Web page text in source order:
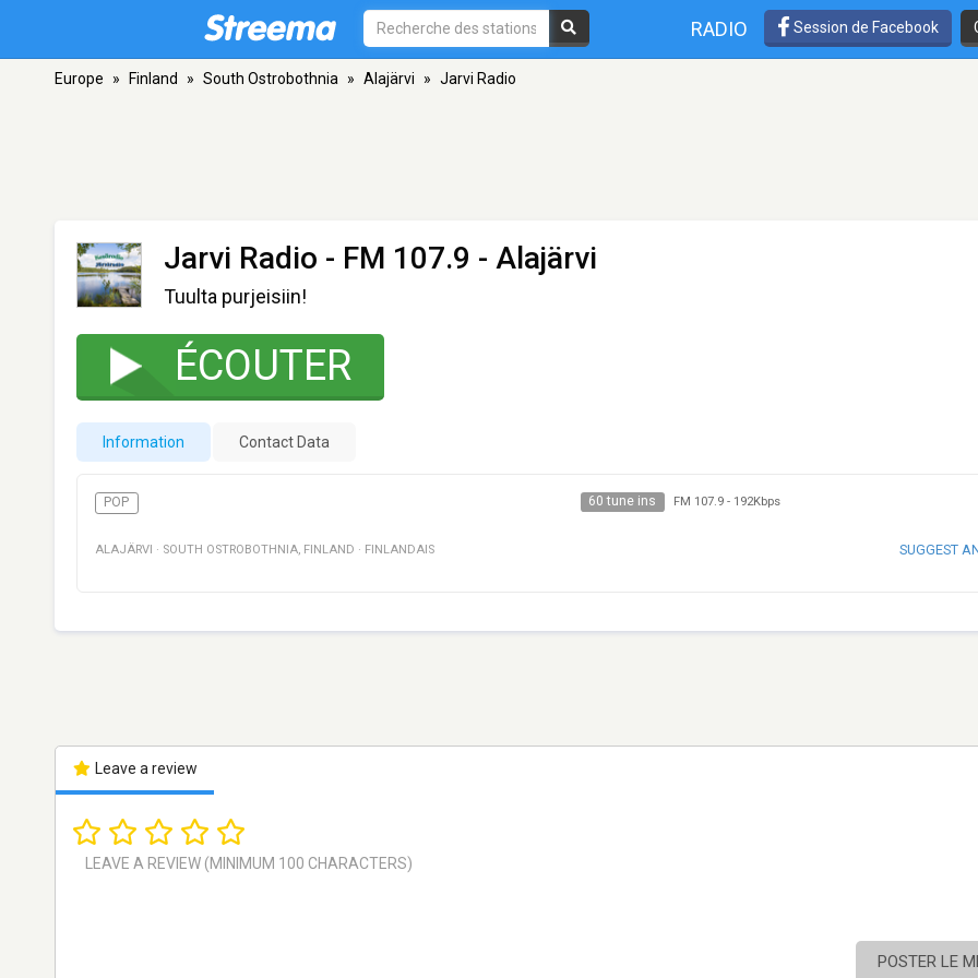
RADIO Session de Facebook
Europe » Finland » South Ostrobothnia » Alajärvi » Jarvi Radio
Jarvi Radio - FM 107.9 - Alajärvi
Tuulta purjeisiin!
ÉCOUTER
Information Contact Data
POP 60 tune ins FM 107.9- 192Kbps
ALAJÄRVI · SOUTH OSTROBOTHNIA, FINLAND · FINLANDAIS SUGGEST
Leave a review
POSTER LE